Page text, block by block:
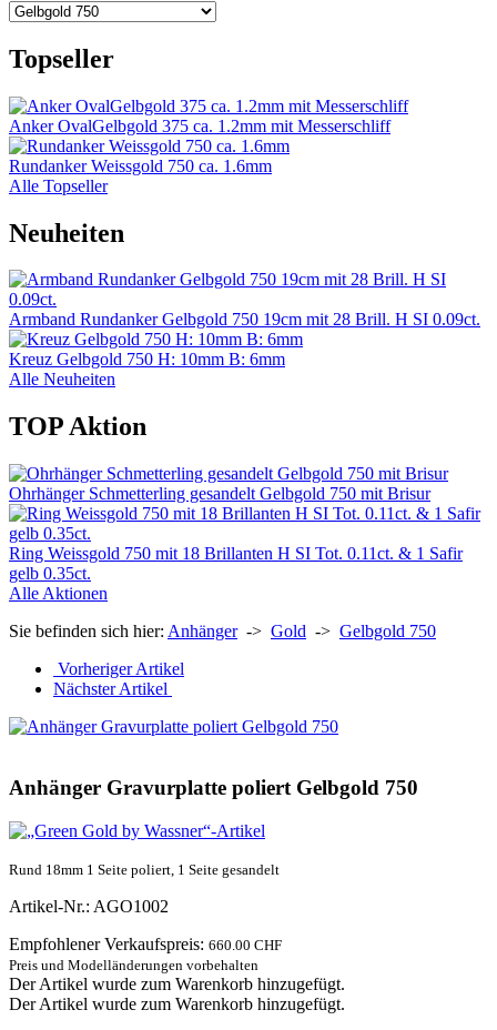
Topseller
Anker OvalGelbgold 375 ca. 1.2mm mit Messerschliff
Rundanker Weissgold 750 ca. 1.6mm
Alle Topseller
Neuheiten
Armband Rundanker Gelbgold 750 19cm mit 28 Brill. H SI 0.09ct.
Kreuz Gelbgold 750 H: 10mm B: 6mm
Alle Neuheiten
TOP Aktion
Ohrhänger Schmetterling gesandelt Gelbgold 750 mit Brisur
Ring Weissgold 750 mit 18 Brillanten H SI Tot. 0.11ct. & 1 Safir
gelb 0.35ct.
Alle Aktionen
Sie befinden sich hier: Anhänger-> Gold -> Gelbgold 750
Vorheriger Artikel
Nächster Artikel
Anhänger Gravurplatte poliert Gelbgold 750
Rund 18mm 1 Seite poliert, 1 Seite gesandelt
Artikel-Nr.: AGO1002
Empfohlener Verkaufspreis: 660.00 CHF
Preis und Modelländerungen vorbehalten
Der Artikel wurde zum Warenkorb hinzugefügt.
Der Artikel wurde zum Warenkorb hinzugefügt.